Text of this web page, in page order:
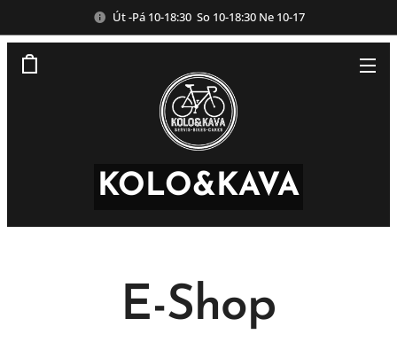
Út -Pá 10-18:30 So 10-18:30 Ne 10-17
KOLO&KAVA
E-Shop